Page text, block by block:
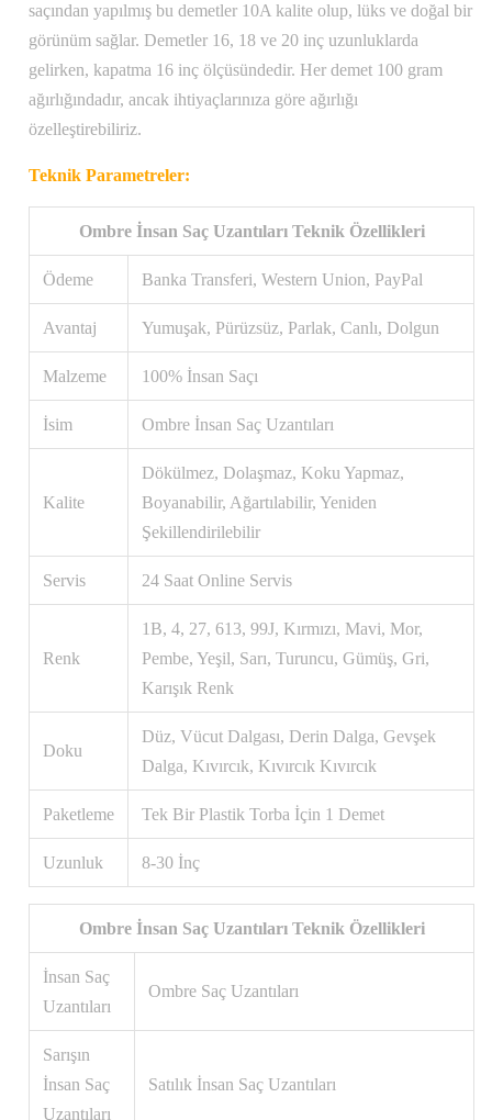
saçından yapılmış bu demetler 10A kalite olup, lüks ve doğal bir
görünüm sağlar. Demetler 16, 18 ve 20 inç uzunluklarda
gelirken, kapatma 16 inç ölçüsündedir. Her demet 100 gram
ağırlığındadır, ancak ihtiyaçlarınıza göre ağırlığı
özelleştirebiliriz.
Teknik Parametreler:
Ombre İnsan Saç Uzantıları Teknik Özellikleri
Ödeme Banka Transferi, Western Union, PayPal
Avantaj Yumuşak, Pürüzsüz, Parlak, Canlı, Dolgun
Malzeme 100% İnsan Saçı
İsim Ombre İnsan Saç Uzantıları
Kalite
Dökülmez, Dolaşmaz, Koku Yapmaz,
Boyanabilir, Ağartılabilir, Yeniden
Şekillendirilebilir
Servis 24 Saat Online Servis
Renk
1B, 4, 27, 613, 99J, Kırmızı, Mavi, Mor,
Pembe, Yeşil, Sarı, Turuncu, Gümüş, Gri,
Karışık Renk
Doku
Düz, Vücut Dalgası, Derin Dalga, Gevşek
Dalga, Kıvırcık, Kıvırcık Kıvırcık
Paketleme Tek Bir Plastik Torba İçin 1 Demet
Uzunluk 8-30 İnç
Ombre İnsan Saç Uzantıları Teknik Özellikleri
İnsan Saç
Uzantıları
Ombre Saç Uzantıları
Sarışın
İnsan Saç
Uzantıları
Satılık İnsan Saç Uzantıları